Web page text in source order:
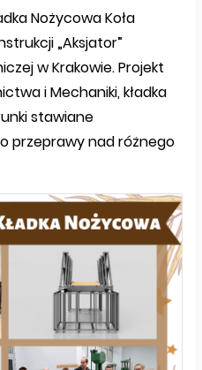
Nożycowa Koła
„Aksjator”
w Krakowie. Projekt
i Mechaniki, kładka
stawiane
przeprawy nad różnego